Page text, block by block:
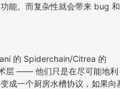
能。而复杂性就会带来 bug 和
的 Spiderchain/Citrea 的
层 —— 他们只是在尽可能地利
成一个厨房水槽协议，如果向